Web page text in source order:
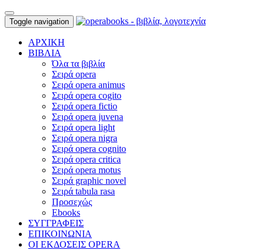
Toggle navigation
ΑΡΧΙΚΗ
ΒΙΒΛΙΑ
Όλα τα βιβλία
Σειρά opera
Σειρά opera animus
Σειρά opera cogito
Σειρά opera fictio
Σειρά opera juvena
Σειρά opera light
Σειρά opera nigra
Σειρά opera cognito
Σειρά opera critica
Σειρά opera motus
Σειρά graphic novel
Σειρά tabula rasa
Προσεχώς
Ebooks
ΣΥΓΓΡΑΦΕΙΣ
ΕΠΙΚΟΙΝΩΝΙΑ
ΟΙ ΕΚΔΟΣΕΙΣ OPERA